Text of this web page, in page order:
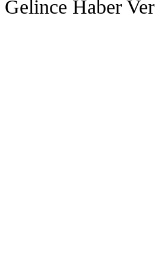
Gelince Haber Ver